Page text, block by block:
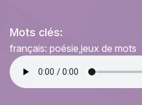
Mots clés:
français: poésie jeux de mots